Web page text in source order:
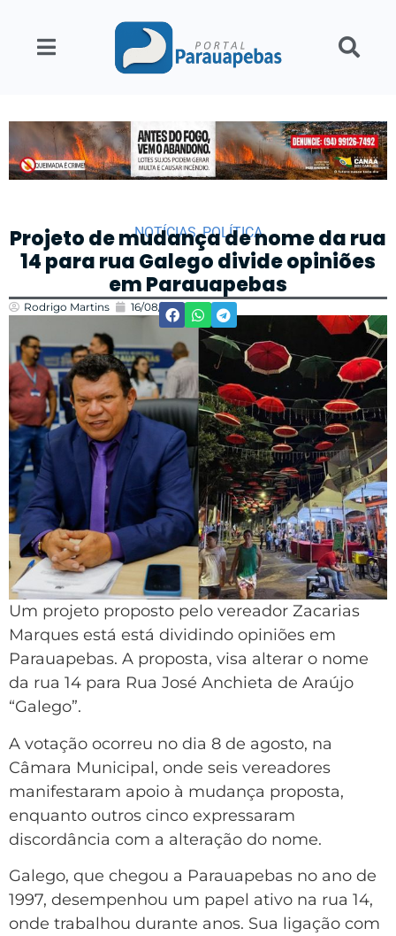
NOTÍCIAS,POLÍTICA
Projeto de mudança de nome da rua
14 para rua Galego divide opiniões
em Parauapebas
Rodrigo Martins 16/08/2023 11:48
Um projeto proposto pelo vereador Zacarias
Marques está está dividindo opiniões em
Parauapebas. A proposta, visa alterar o nome
da rua 14 para Rua José Anchieta de Araújo
“Galego”.
A votação ocorreu no dia 8 de agosto, na
Câmara Municipal, onde seis vereadores
manifestaram apoio à mudança proposta,
enquanto outros cinco expressaram
discordância com a alteração do nome.
Galego, que chegou a Parauapebas no ano de
1997, desempenhou um papel ativo na rua 14,
onde trabalhou durante anos. Sua ligação com